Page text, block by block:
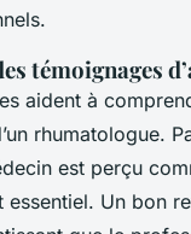
témoignages
aident à
rhumatologue.
est perçu
essentiel. Un bon